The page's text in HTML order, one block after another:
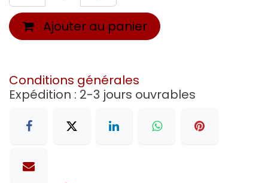
Ajouter au panier
Conditions générales
Expédition : 2-3 jours ouvrables